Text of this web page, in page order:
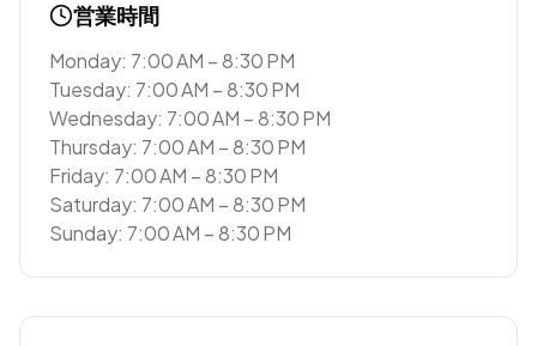
営業時間
Monday: 7:00 AM – 8:30 PM
Tuesday: 7:00 AM – 8:30 PM
Wednesday: 7:00 AM – 8:30 PM
Thursday: 7:00 AM – 8:30 PM
Friday: 7:00 AM – 8:30 PM
Saturday: 7:00 AM – 8:30 PM
Sunday: 7:00 AM – 8:30 PM